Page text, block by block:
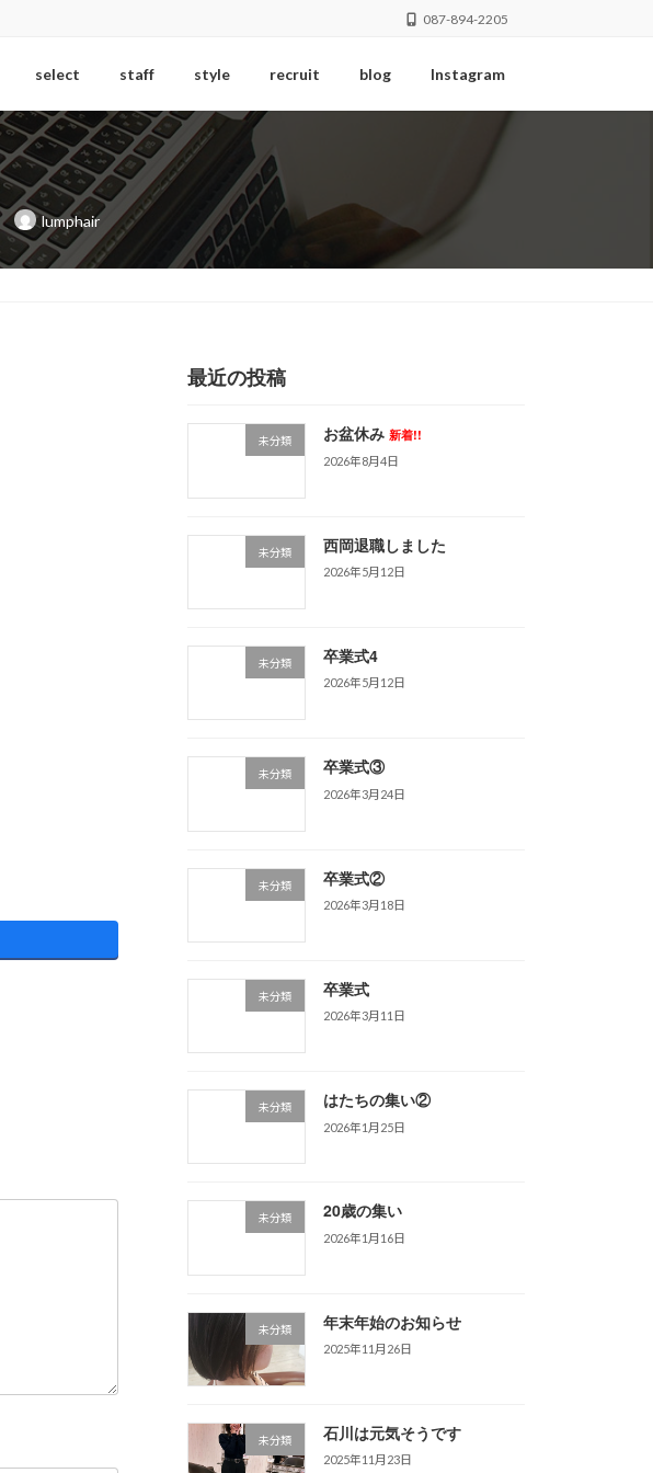
087-894-2205
select staff style recruit blog Instagram
lumphair
最近の投稿
未分類 お盆休み 新着!!
2026年8月4日
未分類 西岡退職しました
2026年5月12日
未分類 卒業式4
2026年5月12日
未分類 卒業式③
2026年3月24日
未分類 卒業式②
2026年3月18日
未分類 卒業式
2026年3月11日
未分類 はたちの集い②
2026年1月25日
未分類 20歳の集い
2026年1月16日
未分類 年末年始のお知らせ
2025年11月26日
未分類 石川は元気そうです
2025年11月23日